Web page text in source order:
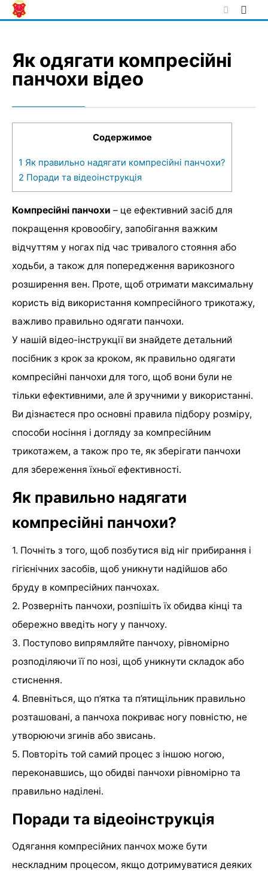
Skip
to
Як одягати компресійні
панчохи відео
Содержимое
1 Як правильно надягати компресійні панчохи?
2 Поради та відеоінструкція
Компресійні панчохи – це ефективний засіб для
покращення кровообігу, запобігання важким
відчуттям у ногах під час тривалого стояння або
ходьби, а також для попередження варикозного
розширення вен. Проте, щоб отримати максимальну
користь від використання компресійного трикотажу,
важливо правильно одягати панчохи.
У нашій відео-інструкції ви знайдете детальний
посібник з крок за кроком, як правильно одягати
компресійні панчохи для того, щоб вони були не
тільки ефективними, але й зручними у використанні.
Ви дізнаєтеся про основні правила підбору розміру,
способи носіння і догляду за компресійним
трикотажем, а також про те, як зберігати панчохи
для збереження їхньої ефективності.
Як правильно надягати
компресійні панчохи?
1. Почніть з того, щоб позбутися від ніг прибирання і
гігієнічних засобів, щоб уникнути надійшов або
бруду в компресійних панчохах.
2. Розверніть панчохи, розпішіть їх обидва кінці та
обережно введіть ногу у панчоху.
3. Поступово випрямляйте панчоху, рівномірно
розподіляючи її по нозі, щоб уникнути складок або
стиснення.
4. Впевніться, що п’ятка та п’ятищільник правильно
розташовані, а панчоха покриває ногу повністю, не
утворюючи згинів або звисань.
5. Повторіть той самий процес з іншою ногою,
переконавшись, що обидві панчохи рівномірно та
правильно наділені.
Поради та відеоінструкція
Одягання компресійних панчох може бути
нескладним процесом, якщо дотримуватися деяких